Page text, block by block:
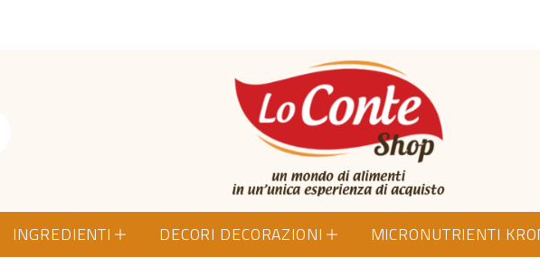
Lo Conte Shop
INGREDIENTI DECORI DECORAZIONI MICRONUTRIENTI